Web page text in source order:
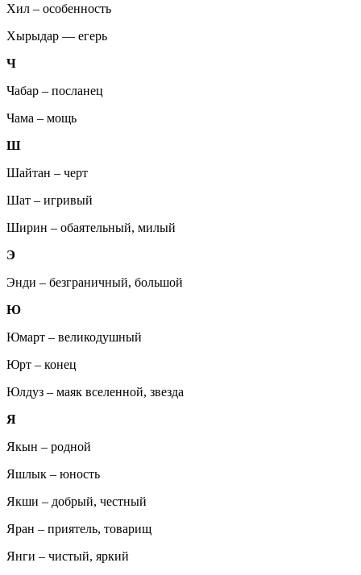
Хил – особенность
Хырыдар — егерь
Ч
Чабар – посланец
Чама – мощь
Ш
Шайтан – черт
Шат – игривый
Ширин – обаятельный, милый
Э
Энди – безграничный, большой
Ю
Юмарт – великодушный
Юрт – конец
Юлдуз – маяк вселенной, звезда
Я
Якын – родной
Яшлык – юность
Якши – добрый, честный
Яран – приятель, товарищ
Янги – чистый, яркий